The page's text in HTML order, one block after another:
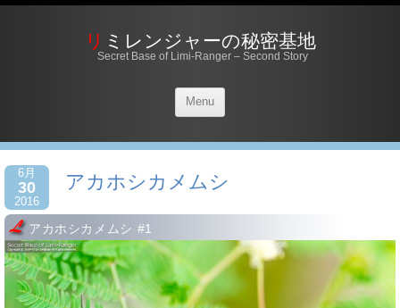
リミレンジャーの秘密基地
Secret Base of Limi-Ranger – Second Story
Menu
6月
30
2016
アカホシカメムシ
アカホシカメムシ #1